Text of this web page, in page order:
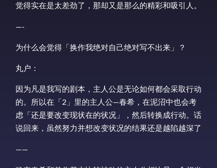
觉得实在是太差劲了，那却又是那么的精彩和吸引人。
—-
为什么会觉得「换作我绝对自己绝对写不出来」？
丸户：
因为凡是我写的剧本，主人公是无论如何都会采取行动
的。所以在「2」里的主人公—春希，在泥沼中也会考
虑「还是要改变现状在的状况」，然后转换成行动。话
说回来，虽然努力并想改变状况的结果还是越陷越深了
——